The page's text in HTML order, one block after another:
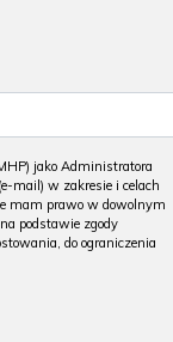
jako Administratora
mail) w zakresie i celach
mam prawo w dowolnym
podstawie zgody
do ograniczenia